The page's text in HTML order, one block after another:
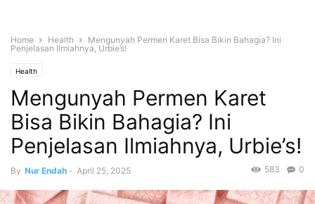
Home Health
Mengunyah Permen Karet Bisa Bikin Bahagia? Ini
Penjelasan Ilmiahnya, Urbie’s!
Health
Mengunyah Permen Karet
Bisa Bikin Bahagia? Ini
Penjelasan Ilmiahnya, Urbie’s!
By Nur Endah - April 25, 2025 0
583